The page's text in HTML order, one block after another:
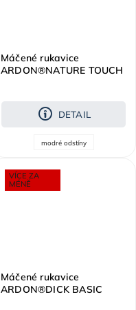
Máčené rukavice
ARDON®NATURE TOUCH
DETAIL
modré odstíny
VÍCE ZA
MÉNĚ
Máčené rukavice
ARDON®DICK BASIC